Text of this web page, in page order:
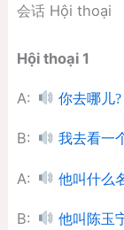
会话 Hội thoại
Hội thoại 1
A: 你去哪儿?
B: 我去看一
A: 他叫什么
B: 他叫陈玉